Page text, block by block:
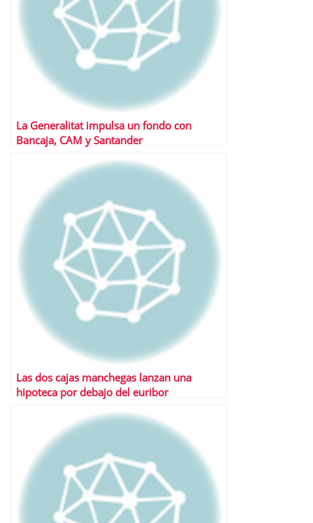
La Generalitat impulsa un fondo con
Bancaja, CAM y Santander
Las dos cajas manchegas lanzan una
hipoteca por debajo del euribor